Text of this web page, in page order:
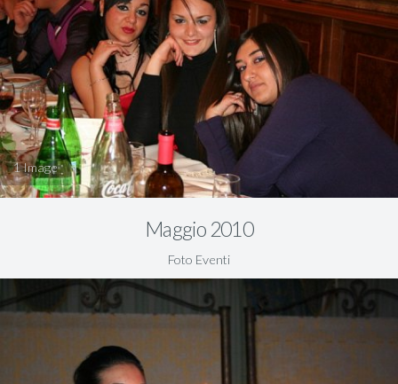
1
Maggio 2010
Foto Eventi